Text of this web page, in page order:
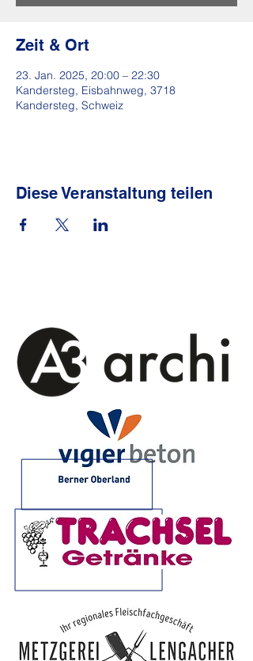
Zeit & Ort
23. Jan. 2025, 20:00 – 22:30
Kandersteg, Eisbahnweg, 3718
Kandersteg, Schweiz
Diese Veranstaltung teilen